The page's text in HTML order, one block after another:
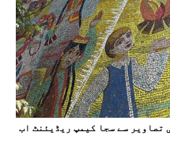
تصاویر سے سجا کیمپ ریڈیئنٹ اب